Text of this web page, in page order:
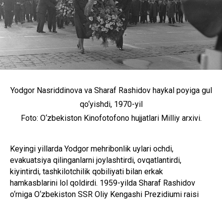
Yodgor Nasriddinova va Sharaf Rashidov haykal poyiga gul
qo‘yishdi, 1970-yil
Foto: O‘zbekiston Kinofotofono hujjatlari Milliy arxivi.
Keyingi yillarda Yodgor mehribonlik uylari ochdi,
evakuatsiya qilinganlarni joylashtirdi, ovqatlantirdi,
kiyintirdi, tashkilotchilik qobiliyati bilan erkak
hamkasblarini lol qoldirdi. 1959-yilda Sharaf Rashidov
o‘rniga O‘zbekiston SSR Oliy Kengashi Prezidiumi raisi